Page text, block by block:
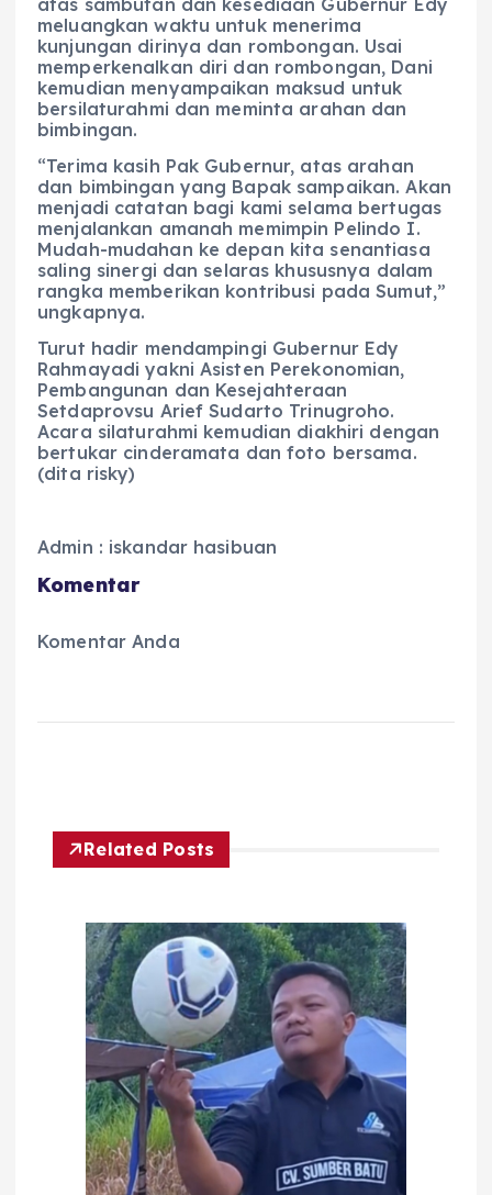
atas sambutan dan kesediaan Gubernur Edy
meluangkan waktu untuk menerima
kunjungan dirinya dan rombongan. Usai
memperkenalkan diri dan rombongan, Dani
kemudian menyampaikan maksud untuk
bersilaturahmi dan meminta arahan dan
bimbingan.
“Terima kasih Pak Gubernur, atas arahan
dan bimbingan yang Bapak sampaikan. Akan
menjadi catatan bagi kami selama bertugas
menjalankan amanah memimpin Pelindo I.
Mudah-mudahan ke depan kita senantiasa
saling sinergi dan selaras khususnya dalam
rangka memberikan kontribusi pada Sumut,”
ungkapnya.
Turut hadir mendampingi Gubernur Edy
Rahmayadi yakni Asisten Perekonomian,
Pembangunan dan Kesejahteraan
Setdaprovsu Arief Sudarto Trinugroho.
Acara silaturahmi kemudian diakhiri dengan
bertukar cinderamata dan foto bersama.
(dita risky)
Admin : iskandar hasibuan
Komentar
Komentar Anda
Related Posts